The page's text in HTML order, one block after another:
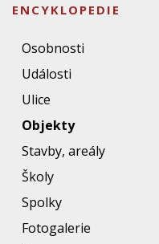
ENCYKLOPEDIE
Osobnosti
Události
Ulice
Objekty
Stavby, areály
Školy
Spolky
Fotogalerie